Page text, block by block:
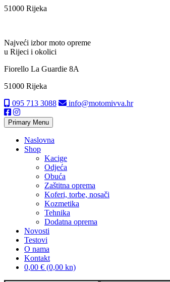
content
51000 Rijeka
Najveći izbor moto opreme
u Rijeci i okolici
Fiorello La Guardie 8A
51000 Rijeka
095 713 3088
info@motomivva.hr
Primary Menu
Naslovna
Shop
Kacige
Odjeća
Obuća
Zaštitna oprema
Koferi, torbe, nosači
Kozmetika
Tehnika
Dodatna oprema
Novosti
Testovi
O nama
Kontakt
0,00 € (0,00 kn)